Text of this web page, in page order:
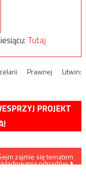
Tutaj
Prawnej Litwin:
PROJEKT
zajmie się tematem
odpadów